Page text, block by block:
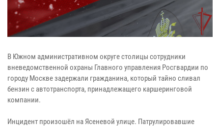
В Южном административном округе столицы сотрудники
вневедомственной охраны Главного управления Росгвардии по
городу Москве задержали гражданина, который тайно сливал
бензин с автотранспорта, принадлежащего каршеринговой
компании.
Инцидент произошёл на Ясеневой улице. Патрулировавшие